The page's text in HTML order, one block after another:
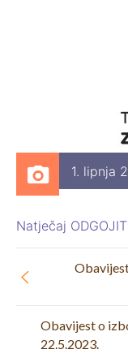
1. lipnja
Natječaj
Obavijest o
22.5.2023.